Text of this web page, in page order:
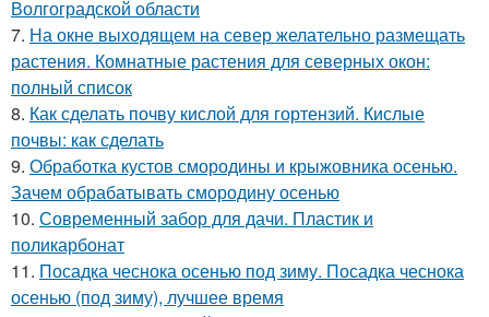
Волгоградской области
7. На окне выходящем на север желательно размещать
растения. Комнатные растения для северных окон:
полный список
8. Как сделать почву кислой для гортензий. Кислые
почвы: как сделать
9. Обработка кустов смородины и крыжовника осенью.
Зачем обрабатывать смородину осенью
10. Современный забор для дачи. Пластик и
поликарбонат
11. Посадка чеснока осенью под зиму. Посадка чеснока
осенью (под зиму), лучшее время